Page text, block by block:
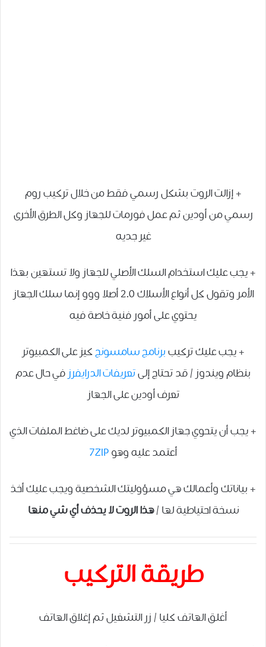
+ إزالت الروت بشكل رسمي فقط من خلال تركيب روم
رسمي من أودين ثم عمل فورمات للجهاز وكل الطرق الأخرى
غير جديه
+ يجب عليك استخدام السلك الأصلي للجهاز ولا تستهين بهذا
الأمر وتقول كل أنواع الأسلاك 2.0 أصلا ووو إنما سلك الجهاز
يحتوي على أمور فنية خاصة فيه
+ يجب عليك تركيب برنامج سامسونجكيز على الكمبيوتر
بنظام ويندوز / قد تحتاج إلىتعريفات الدرايفرز في حال عدم
تعرف أودين على الجهاز
+ يجب أن يتحوي جهاز الكمبيوتر لديك على ضاغط الملفات الذي
أعتمد عليه وهو 7ZIP
+ بياناتك وأعمالك هي مسؤوليتك الشخصية ويجب عليك أخذ
نسخة احتياطية لها /هذا الروت لا يحذف أي شي منها
طريقة التركيب
أغلق الهاتف كليا / زر التشغيل ثم إغلاق الهاتف